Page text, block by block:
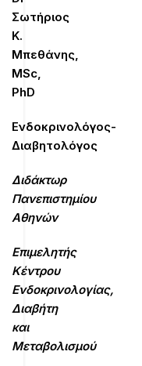
Σωτήριος
Κ.
Μπεθάνης,
MSc,
PhD
Ενδοκρινολόγος-
Διαβητολόγος
Διδάκτωρ
Πανεπιστημίου
Αθηνών
Επιμελητής
Κέντρου
Ενδοκρινολογίας,
Διαβήτη
και
Μεταβολισμού